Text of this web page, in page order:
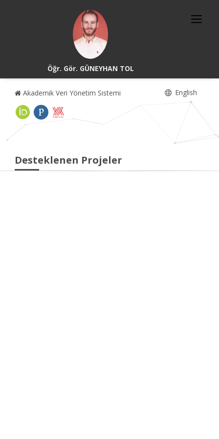
Öğr. Gör. GÜNEYHAN TOL
Akademik Veri Yönetim Sistemi English
Desteklenen Projeler